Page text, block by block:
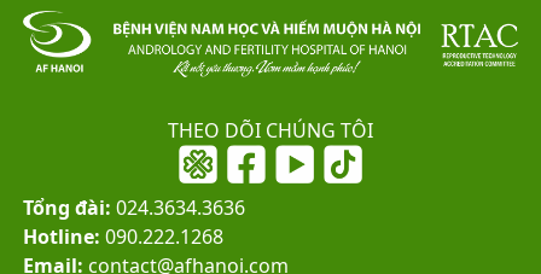
THEO DÕI CHÚNG TÔI
Tổng đài: 024.3634.3636
Hotline: 090.222.1268
Email: contact@afhanoi.com